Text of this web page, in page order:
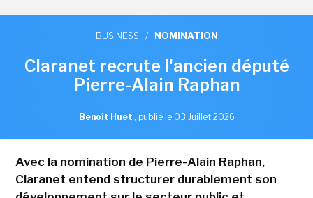
BUSINESS / NOMINATION
Claranet recrute l'ancien député
Pierre-Alain Raphan
Benoît Huet , publié le 03 Juillet 2026
Avec la nomination de Pierre-Alain Raphan,
Claranet entend structurer durablement son